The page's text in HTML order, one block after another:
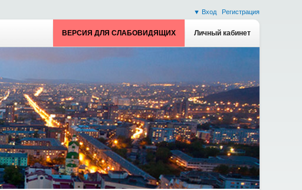
▼ Вход Регистрация
Личный кабинет
ВЕРСИЯ ДЛЯ СЛАБОВИДЯЩИХ